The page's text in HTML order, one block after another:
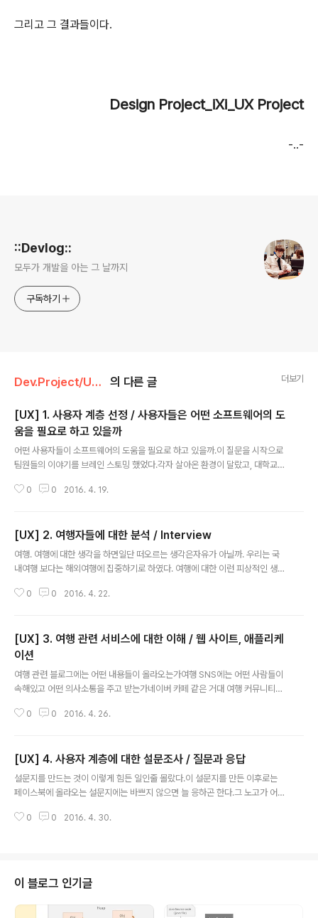
그리고 그 결과들이다.
Design Project_iXi_UX Project
-..-
::Devlog::
모두가 개발을 아는 그 날까지
구독하기
Dev.Project/UX_project 의 다른 글 더보기
[UX] 1. 사용자 계층 선정 / 사용자들은 어떤 소프트웨어의 도
움을 필요로 하고 있을까
어떤 사용자들이 소프트웨어의 도움을 필요로 하고 있을까.이 질문을 시작으로
팀원들의 이야기를 브레인 스토밍 했었다.각자 살아온 환경이 달랐고, 대학교를
/ 시간적 약자들을 위한 의료서비스 2. 다이어리를 쓰고 싶은 사람들을 위한 다
대이다. 하나라도 놓치고 싶지 않은 마음에 여러 가지의 SNS에 계정을 두고 있
는 현 상황.수많은 SNS를 자기가 원하는 태그들로 종합해줄 수는 없을까.이런
고민을 하는 사람들 4. 판교에서 공부를 하고 있다보니 야근자가 생각보다 엄청
0 0 2016. 4. 19.
[UX] 2. 여행자들에 대한 분석 / Interview
여행. 여행에 대한 생각을 하면일단 떠오르는 생각은자유가 아닐까. 우리는 국
내여행 보다는 해외여행에 집중하기로 하였다. 여행에 대한 이런 피상적인 생각
람들을 대상으로 인터뷰를 진행해보았다. 인터뷰를 진행하기 전에여행자에 대
봐서 여행에 있어서 준전문가 수준인 사람까지그 스펙트럼이 정말 넓었다.물어
보고 싶은 내용은 산더미였지만인터뷰이기에 그 사람의 여행에 대한 전반적인
이야기들을 듣는 방향으로 인터뷰를 진행했다. 원래 우리가 물어보고 싶은 내용
들은 대략 다음과 같았다. 여행을 준비하고 계..
0 0 2016. 4. 22.
[UX] 3. 여행 관련 서비스에 대한 이해 / 웹 사이트, 애플리케
이션
여행 관련 블로그에는 어떤 내용들이 올라오는가여행 SNS에는 어떤 사람들이
속해있고 어떤 의사소통을 주고 받는가네이버 카페 같은 거대 여행 커뮤니티에
있고 그 서비스들이 두각을 드러내지 못하는 이유는 무엇인가정말 많은 가이드
하는 서비스 = 여행기라고 해서 장황한 여행기가 아니라 페이스북에 남기는 사
진과 글정도. = 그냥 공유하는 정도? = 추천 여행기 최저가 호텔 이런 것이 있지
만 주력서비스는 아니라서 많이 부실 = 회원들이 나이가 좀 있으신 듯 하다. 말
0 0 2016. 4. 26.
[UX] 4. 사용자 계층에 대한 설문조사 / 질문과 응답
설문지를 만드는 것이 이렇게 힘든 일인줄 몰랐다.이 설문지를 만든 이후로는
페이스북에 올라오는 설문지에는 바쁘지 않으면 늘 응하곤 한다.그 노고가 어떨
투자를 받는다고 생각한다.다른 사람들의 시간을 받는 것이고 생각을 받는 것이
랐으니 얻어지는 정보에는 한계가 있었다.나름대로 진행해보았던 설문조사 내
용을 정리해보았다. 대표적인 질문 - 선호하는 여행 스타일은 무엇인가요? - 예
약에 문제점이 있었나요? - 여행자..
0 0 2016. 4. 30.
이 블로그 인기글